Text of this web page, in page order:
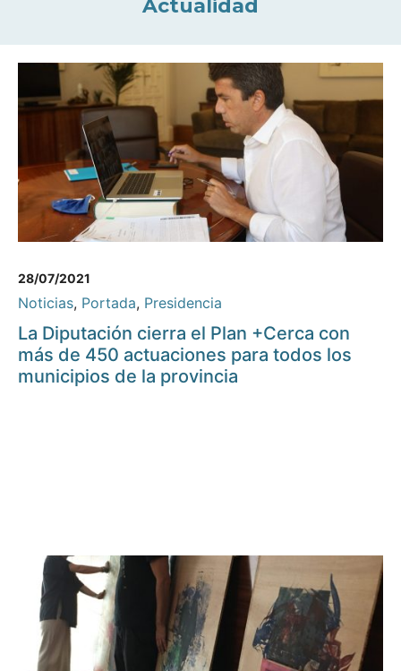
Actualidad
28/07/2021
Noticias, Portada, Presidencia
La Diputación cierra el Plan +Cerca con
más de 450 actuaciones para todos los
municipios de la provincia